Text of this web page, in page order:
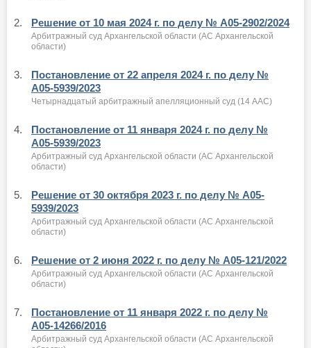
2. Решение от 10 мая 2024 г. по делу № А05-2902/2024
Арбитражный суд Архангельской области (АС Архангельской
области)
3.
Постановление от 22 апреля 2024 г. по делу №
А05-5939/2023
Четырнадцатый арбитражный апелляционный суд (14 ААС)
4.
Постановление от 11 января 2024 г. по делу №
А05-5939/2023
Арбитражный суд Архангельской области (АС Архангельской
области)
5.
Решение от 30 октября 2023 г. по делу № А05-
5939/2023
Арбитражный суд Архангельской области (АС Архангельской
области)
6. Решение от 2 июня 2022 г. по делу № А05-121/2022
Арбитражный суд Архангельской области (АС Архангельской
области)
7.
Постановление от 11 января 2022 г. по делу №
А05-14266/2016
Арбитражный суд Архангельской области (АС Архангельской